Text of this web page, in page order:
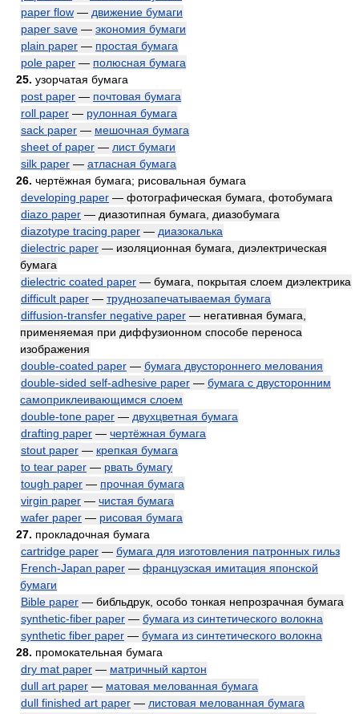
paper flow — движение бумаги
paper save — экономия бумаги
plain paper — простая бумага
pole paper — полюсная бумага
25. узорчатая бумага
post paper — почтовая бумага
roll paper — рулонная бумага
sack paper — мешочная бумага
sheet of paper — лист бумаги
silk paper — атласная бумага
26. чертёжная бумага; рисовальная бумага
developing paper — фотографическая бумага, фотобумага
diazo paper — диазотипная бумага, диазобумага
diazotype tracing paper — диазокалька
dielectric paper — изоляционная бумага, диэлектрическая
бумага
dielectric coated paper — бумага, покрытая слоем диэлектрика
difficult paper — труднозапечатываемая бумага
diffusion-transfer negative paper — негативная бумага,
применяемая при диффузионном способе переноса
изображения
double-coated paper — бумага двустороннего мелования
double-sided self-adhesive paper — бумага с двусторонним
самоприклеивающимся слоем
double-tone paper — двухцветная бумага
drafting paper — чертёжная бумага
stout paper — крепкая бумага
to tear paper — рвать бумагу
tough paper — прочная бумага
virgin paper — чистая бумага
wafer paper — рисовая бумага
27. прокладочная бумага
cartridge paper — бумага для изготовления патронных гильз
French-Japan paper — французская имитация японской
бумаги
Bible paper — библьдрук, особо тонкая непрозрачная бумага
synthetic-fiber paper — бумага из синтетического волокна
synthetic fiber paper — бумага из синтетического волокна
28. промокательная бумага
dry mat paper — матричный картон
dull art paper — матовая мелованная бумага
dull finished art paper — листовая мелованная бумага